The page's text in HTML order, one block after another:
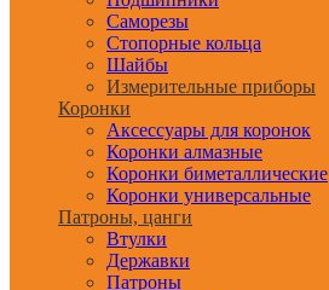
Саморезы
Стопорные кольца
Шайбы
Измерительные приборы
Коронки
Аксессуары для коронок
Коронки алмазные
Коронки биметаллические
Коронки универсальные
Патроны, цанги
Втулки
Державки
Патроны